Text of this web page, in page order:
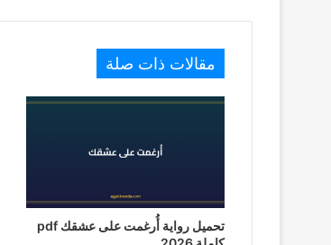
مقالات ذات صلة
تحميل رواية أُرغمت على عشقك pdf